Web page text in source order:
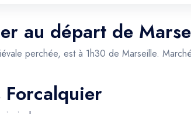
au départ de
perchée, est à 1h30 de Marseille.